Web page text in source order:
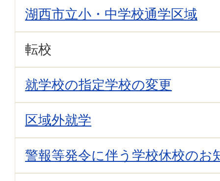
湖西市立小・中学校通学区域
転校
就学校の指定学校の変更
区域外就学
警報等発令に伴う学校休校のお